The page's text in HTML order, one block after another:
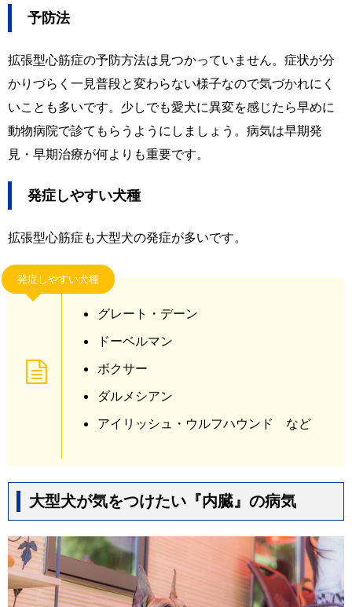
予防法
拡張型心筋症の予防方法は見つかっていません。症状が分
かりづらく一見普段と変わらない様子なので気づかれにく
いことも多いです。少しでも愛犬に異変を感じたら早めに
動物病院で診てもらうようにしましょう。病気は早期発
見・早期治療が何よりも重要です。
発症しやすい犬種
拡張型心筋症も大型犬の発症が多いです。
発症しやすい犬種
グレート・デーン
ドーベルマン
ボクサー
ダルメシアン
アイリッシュ・ウルフハウンド など
大型犬が気をつけたい『内臓』の病気